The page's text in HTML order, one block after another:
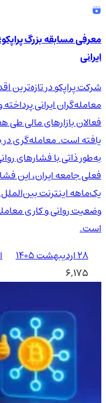
معرفی مسابقه بزرگ
ایرانی
شرکت پراپکو در تازه‌ترین
معامله‌گران ایرانی
فعالان بازارهای مالی
یافته است. معامله‌گری در
به‌طور ذاتی با فشارهای
فعلی جامعه ایران، این
یک‌ماهه اینترنت
وضعیت روانی و کاری
است.
۲۸ اردیبهشت ۱۴۰۵
6,175